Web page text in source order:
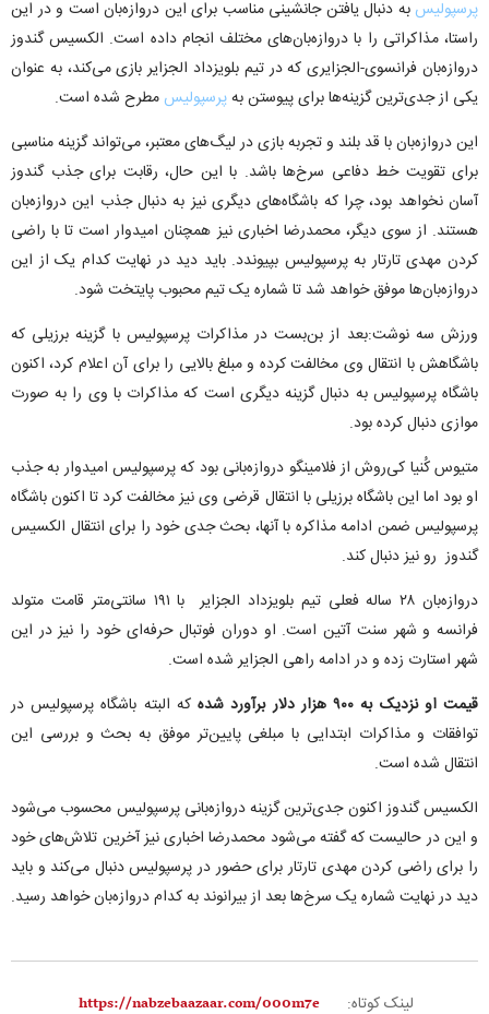
پرسپولیس به دنبال یافتن جانشینی مناسب برای این دروازه‌بان است و در این
راستا، مذاکراتی را با دروازه‌بان‌های مختلف انجام داده است. الکسیس گندوز
دروازه‌بان فرانسوی-الجزایری که در تیم بلویزداد الجزایر بازی می‌کند، به عنوان
یکی از جدی‌ترین گزینه‌ها برای پیوستن بهپرسپولیس مطرح شده است.
این دروازه‌بان با قد بلند و تجربه بازی در لیگ‌های معتبر، می‌تواند گزینه مناسبی
برای تقویت خط دفاعی سرخ‌ها باشد. با این حال، رقابت برای جذب گندوز
آسان نخواهد بود، چرا که باشگاه‌های دیگری نیز به دنبال جذب این دروازه‌بان
هستند. از سوی دیگر، محمدرضا اخباری نیز همچنان امیدوار است تا با راضی
کردن مهدی تارتار به پرسپولیس بپیوندد. باید دید در نهایت کدام یک از این
دروازه‌بان‌ها موفق خواهد شد تا شماره یک تیم محبوب پایتخت شود.
ورزش سه نوشت:بعد از بن‌بست در مذاکرات پرسپوليس با گزینه برزیلی که
باشگاهش با انتقال وی مخالفت کرده و مبلغ بالایی را برای آن اعلام کرد، اکنون
باشگاه پرسپوليس به دنبال گزینه دیگری است که مذاکرات با وی را به صورت
موازی دنبال کرده بود.
متيوس کُنیا کی‌روش از فلامینگو دروازه‌بانی بود که پرسپوليس امیدوار به جذب
او بود اما این باشگاه برزیلی با انتقال قرضی وی نیز مخالفت کرد تا اکنون باشگاه
پرسپوليس ضمن ادامه مذاکره با آنها، بحث جدی خود را برای انتقال الکسیس
گندوز رو نیز دنبال کند.
دروازه‌بان ۲۸ ساله فعلی تیم بلویزداد الجزایر با ۱۹۱ سانتی‌متر قامت متولد
فرانسه و شهر سنت آتین است. او دوران فوتبال حرفه‌ای خود را نیز در این
شهر استارت زده و در ادامه راهی الجزایر شده است.
قیمت او نزدیک به ۹۰۰ هزار دلار برآورد شده
که البته باشگاه پرسپوليس در
توافقات و مذاکرات ابتدایی با مبلغی پایین‌تر موفق به بحث و بررسی این
انتقال شده است.
الکسیس گندوز اکنون جدی‌ترین گزینه دروازه‌بانی پرسپوليس محسوب می‌شود
و این در حالیست که گفته می‌شود محمدرضا اخباری نیز آخرین تلاش‌های خود
را برای راضی کردن مهدی تارتار برای حضور در پرسپوليس دنبال می‌کند و باید
دید در نهایت شماره یک سرخ‌ها بعد از بیرانوند به کدام دروازه‌بان خواهد رسید.
لینک کوتاه: